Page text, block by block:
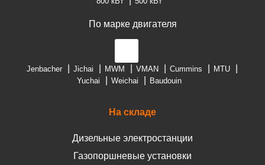
По марке двигателя
Jenbacher Jichai MWM VMAN Cummins
MTU
Yuchai
Weichai Baudouin
На складе
Дизельные электростанции
Газопоршневые установки